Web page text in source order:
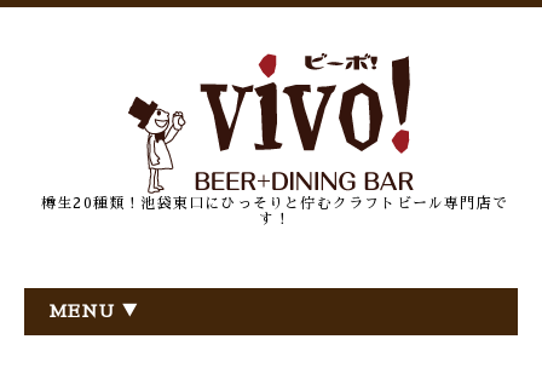
樽生20種類！池袋東口にひっそりと佇むクラフトビール専門店で
す！
MENU ▼